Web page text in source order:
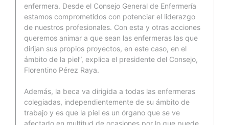
enfermera. Desde el Consejo General de Enfermería
estamos comprometidos con potenciar el liderazgo
de nuestros profesionales. Con esta y otras acciones
queremos animar a que sean las enfermeras las que
dirijan sus propios proyectos, en este caso, en el
ámbito de la piel”, explica el presidente del Consejo,
Florentino Pérez Raya.
Además, la beca va dirigida a todas las enfermeras
colegiadas, independientemente de su ámbito de
trabajo y es que la piel es un órgano que se ve
afectado en multitud de ocasiones por lo que puede